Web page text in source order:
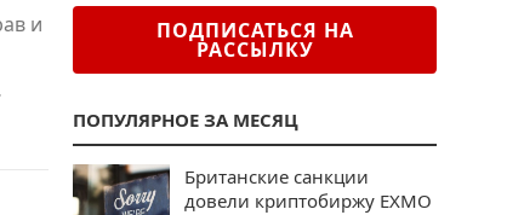
и
ПОДПИСАТЬСЯ НА
РАССЫЛКУ
ПОПУЛЯРНОЕ ЗА МЕСЯЦ
Британские санкции
довели криптобиржу EXMO